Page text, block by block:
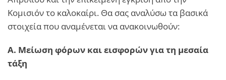
Κομισιόν το καλοκαίρι. Θα σας αναλύσω τα βασικά
στοιχεία που αναμένεται να ανακοινωθούν:
Α. Μείωση φόρων και εισφορών για τη μεσαία
τάξη